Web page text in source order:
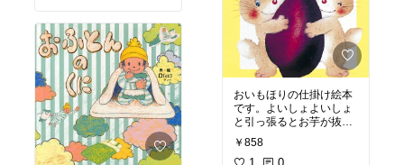
す。その後も船になった
り橋になったり。よいお
もちゃは、こどもの想像
力のままに自由に変化し
ます（見立てて遊べま
す）。積み木遊びや、自
然工作遊びの導入にも良
おいもほりの仕掛け絵本
です。よいしょよいしょ
と引っ張るとお芋が抜け
「おおきなかぶ」絵本の
ように動物たちが動物た
￥858